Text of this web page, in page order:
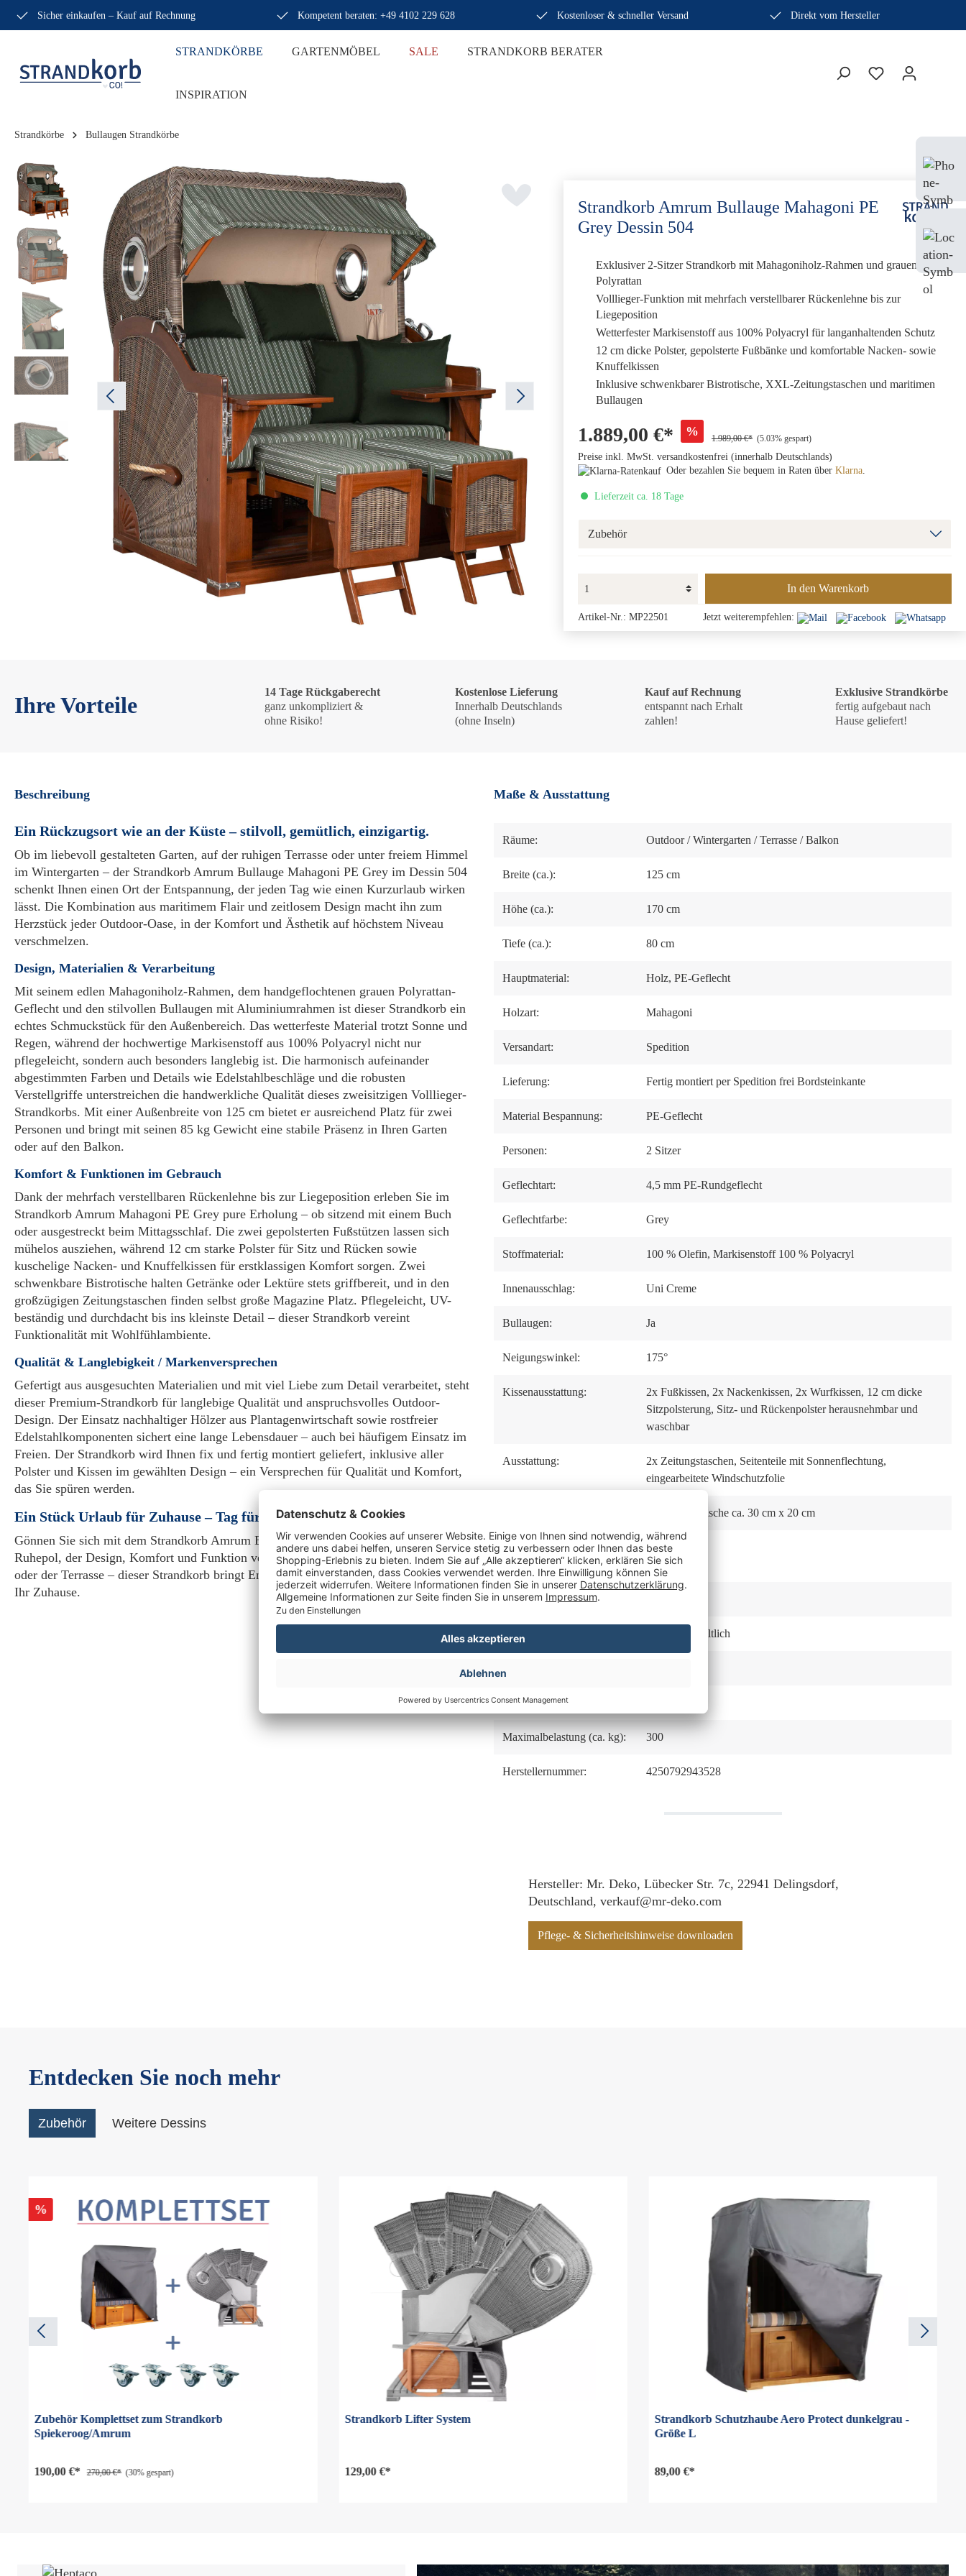
Sicher einkaufen – Kauf auf Rechnung Kompetent beraten: +49 4102 229 628 Kostenloser & schneller Versand Direkt vom Hersteller
STRANDKÖRBE GARTENMÖBEL SALE STRANDKORB BERATER
INSPIRATION
Strandkörbe Bullaugen Strandkörbe
Strandkorb Amrum Bullauge Mahagoni PE
Grey Dessin 504
Exklusiver 2-Sitzer Strandkorb mit Mahagoniholz-Rahmen und grauem
Polyrattan
Volllieger-Funktion mit mehrfach verstellbarer Rückenlehne bis zur
Liegeposition
Wetterfester Markisenstoff aus 100% Polyacryl für langanhaltenden Schutz
12 cm dicke Polster, gepolsterte Fußbänke und komfortable Nacken- sowie
Knuffelkissen
Inklusive schwenkbarer Bistrotische, XXL-Zeitungstaschen und maritimen
Bullaugen
1.889,00 €* % 1.989,00 €* (5.03% gespart)
Preise inkl. MwSt. versandkostenfrei (innerhalb Deutschlands)
Oder bezahlen Sie bequem in Raten über Klarna.
Lieferzeit ca. 18 Tage
Zubehör
In den Warenkorb
Artikel-Nr.: MP22501 Jetzt weiterempfehlen:
Ihre Vorteile
14 Tage Rückgaberecht
ganz unkompliziert &
ohne Risiko!
Kostenlose Lieferung
Innerhalb Deutschlands
(ohne Inseln)
Kauf auf Rechnung
entspannt nach Erhalt
zahlen!
Exklusive Strandkörbe
fertig aufgebaut nach
Hause geliefert!
Beschreibung
Ein Rückzugsort wie an der Küste – stilvoll, gemütlich, einzigartig.
Ob im liebevoll gestalteten Garten, auf der ruhigen Terrasse oder unter freiem Himmel
im Wintergarten – der Strandkorb Amrum Bullauge Mahagoni PE Grey im Dessin 504
schenkt Ihnen einen Ort der Entspannung, der jeden Tag wie einen Kurzurlaub wirken
lässt. Die Kombination aus maritimem Flair und zeitlosem Design macht ihn zum
Herzstück jeder Outdoor-Oase, in der Komfort und Ästhetik auf höchstem Niveau
verschmelzen.
Design, Materialien & Verarbeitung
Mit seinem edlen Mahagoniholz-Rahmen, dem handgeflochtenen grauen Polyrattan-
Geflecht und den stilvollen Bullaugen mit Aluminiumrahmen ist dieser Strandkorb ein
echtes Schmuckstück für den Außenbereich. Das wetterfeste Material trotzt Sonne und
Regen, während der hochwertige Markisenstoff aus 100% Polyacryl nicht nur
pflegeleicht, sondern auch besonders langlebig ist. Die harmonisch aufeinander
abgestimmten Farben und Details wie Edelstahlbeschläge und die robusten
Verstellgriffe unterstreichen die handwerkliche Qualität dieses zweisitzigen Volllieger-
Strandkorbs. Mit einer Außenbreite von 125 cm bietet er ausreichend Platz für zwei
Personen und bringt mit seinen 85 kg Gewicht eine stabile Präsenz in Ihren Garten
oder auf den Balkon.
Komfort & Funktionen im Gebrauch
Dank der mehrfach verstellbaren Rückenlehne bis zur Liegeposition erleben Sie im
Strandkorb Amrum Mahagoni PE Grey pure Erholung – ob sitzend mit einem Buch
oder ausgestreckt beim Mittagsschlaf. Die zwei gepolsterten Fußstützen lassen sich
mühelos ausziehen, während 12 cm starke Polster für Sitz und Rücken sowie
kuschelige Nacken- und Knuffelkissen für erstklassigen Komfort sorgen. Zwei
schwenkbare Bistrotische halten Getränke oder Lektüre stets griffbereit, und in den
großzügigen Zeitungstaschen finden selbst große Magazine Platz. Pflegeleicht, UV-
beständig und durchdacht bis ins kleinste Detail – dieser Strandkorb vereint
Funktionalität mit Wohlfühlambiente.
Qualität & Langlebigkeit / Markenversprechen
Gefertigt aus ausgesuchten Materialien und mit viel Liebe zum Detail verarbeitet, steht
dieser Premium-Strandkorb für langlebige Qualität und anspruchsvolles Outdoor-
Design. Der Einsatz nachhaltiger Hölzer aus Plantagenwirtschaft sowie rostfreier
Edelstahlkomponenten sichert eine lange Lebensdauer – auch bei häufigem Einsatz im
Freien. Der Strandkorb wird Ihnen fix und fertig montiert geliefert, inklusive aller
Polster und Kissen im gewählten Design – ein Versprechen für Qualität und Komfort,
das Sie spüren werden.
Ein Stück Urlaub für Zuhause – Tag für Tag.
Gönnen Sie sich mit dem Strandkorb Amrum Bullauge Mahagoni PE Grey einen
Ruhepol, der Design, Komfort und Funktion vereint. Ob im Garten, auf dem Balkon
oder der Terrasse – dieser Strandkorb bringt Entspannung mit maritimem Flair direkt in
Ihr Zuhause.
Maße & Ausstattung
Räume: Outdoor / Wintergarten / Terrasse / Balkon
Breite (ca.): 125 cm
Höhe (ca.): 170 cm
Tiefe (ca.): 80 cm
Hauptmaterial: Holz, PE-Geflecht
Holzart: Mahagoni
Versandart: Spedition
Lieferung: Fertig montiert per Spedition frei Bordsteinkante
Material Bespannung: PE-Geflecht
Personen: 2 Sitzer
Geflechtart: 4,5 mm PE-Rundgeflecht
Geflechtfarbe: Grey
Stoffmaterial: 100 % Olefin, Markisenstoff 100 % Polyacryl
Innenausschlag: Uni Creme
Bullaugen: Ja
Neigungswinkel: 175°
Kissenausstattung: 2x Fußkissen, 2x Nackenkissen, 2x Wurfkissen, 12 cm dicke
Sitzpolsterung, Sitz- und Rückenpolster herausnehmbar und
waschbar
Ausstattung: 2x Zeitungstaschen, Seitenteile mit Sonnenflechtung,
eingearbeitete Windschutzfolie
2x Schwenktische ca. 30 cm x 20 cm
Staufach unter der
Sitzbank:
Nein
Fußstützen:
Optional erhältlich
Innenmaß, Sitzbreite (ca.):
Maximalbelastung (ca. kg): 300
Herstellernummer: 4250792943528
Hersteller: Mr. Deko, Lübecker Str. 7c, 22941 Delingsdorf,
Deutschland, verkauf@mr-deko.com
Pflege- & Sicherheitshinweise downloaden
Entdecken Sie noch mehr
Zubehör Weitere Dessins
%
Zubehör Komplettset zum Strandkorb
Spiekeroog/Amrum
190,00 €* 270,00 €* (30% gespart)
Strandkorb Lifter System
129,00 €*
Strandkorb Schutzhaube Aero Protect dunkelgrau -
Größe L
89,00 €*